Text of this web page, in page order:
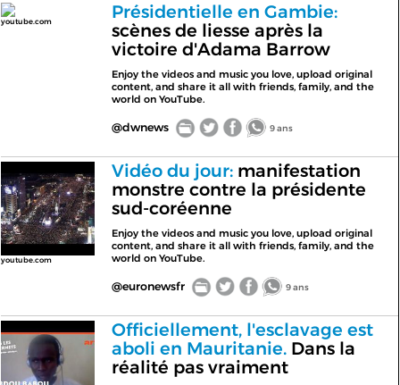
youtube.com
Présidentielle en Gambie:
scènes de liesse après la
victoire d'Adama Barrow
Enjoy the videos and music you love, upload original
content, and share it all with friends, family, and the
world on YouTube.
@dwnews 9 ans
youtube.com
Vidéo du jour:manifestation
monstre contre la présidente
sud-coréenne
Enjoy the videos and music you love, upload original
content, and share it all with friends, family, and the
world on YouTube.
@euronewsfr 9 ans
Officiellement, l'esclavage est
aboli en Mauritanie.Dans la
réalité pas vraiment